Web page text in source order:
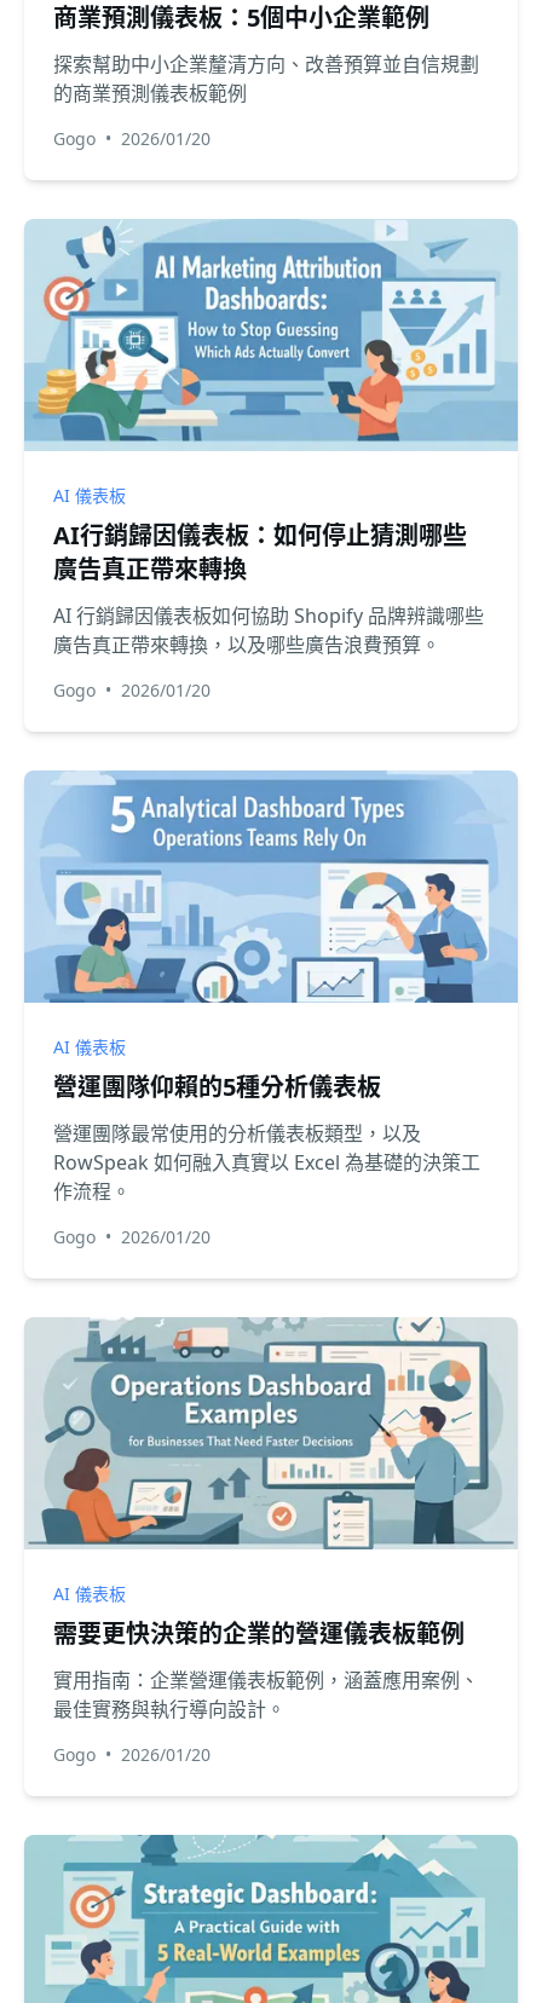
商業預測儀表板：5個中小企業範例
探索幫助中小企業釐清方向、改善預算並自信規劃
的商業預測儀表板範例
Gogo • 2026/01/20
AI 儀表板
AI行銷歸因儀表板：如何停止猜測哪些
廣告真正帶來轉換
AI 行銷歸因儀表板如何協助 Shopify 品牌辨識哪些
廣告真正帶來轉換，以及哪些廣告浪費預算。
Gogo • 2026/01/20
AI 儀表板
營運團隊仰賴的5種分析儀表板
營運團隊最常使用的分析儀表板類型，以及
RowSpeak 如何融入真實以 Excel 為基礎的決策工
作流程。
Gogo • 2026/01/20
AI 儀表板
需要更快決策的企業的營運儀表板範例
實用指南：企業營運儀表板範例，涵蓋應用案例、
最佳實務與執行導向設計。
Gogo • 2026/01/20